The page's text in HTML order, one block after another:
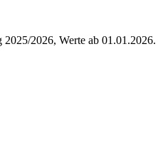
2026, Werte ab 01.01.2026.